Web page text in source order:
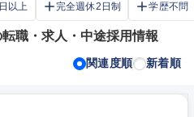
以上 完全週休2日制 学歴不問
職・求人・中途採用情報
関連度順 新着順